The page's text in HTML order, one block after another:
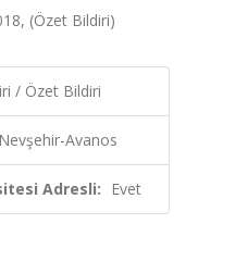
(Özet Bildiri)
/ Özet Bildiri
Nevşehir-Avanos
Adresli: Evet